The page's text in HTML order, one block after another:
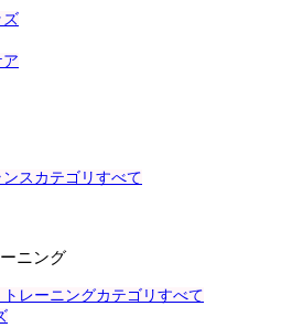
ズ
ア
スカテゴリすべて
ニング
レーニングカテゴリすべて